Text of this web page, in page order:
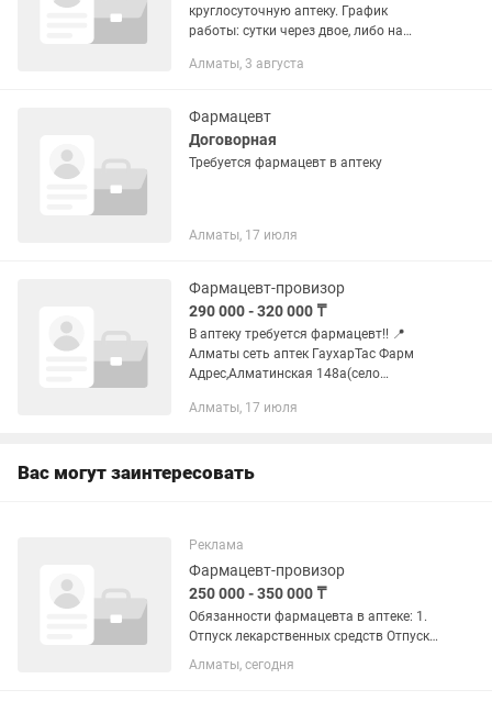
круглосуточную аптеку. График
работы: сутки через двое, либо на
указанному номеру.
Алматы, 3 августа
Фармацевт
Договорная
Требуется фармацевт в аптеку
Алматы, 17 июля
Фармацевт-провизор
290 000 - 320 000 ₸
В аптеку требуется фармацевт!! 📍
Алматы сеть аптек ГаухарТас Фарм
Адрес,Алматинская 148а(село
два(1/2) Заработок:оклад+% ≈ (в
Алматы, 17 июля
Вас могут заинтересовать
Реклама
Фармацевт-провизор
250 000 - 350 000 ₸
Обязанности фармацевта в аптеке: 1.
Отпуск лекарственных средств Отпуск
рецептурных и безрецептурных
препаратов по рецепту и без 2.
Алматы, сегодня